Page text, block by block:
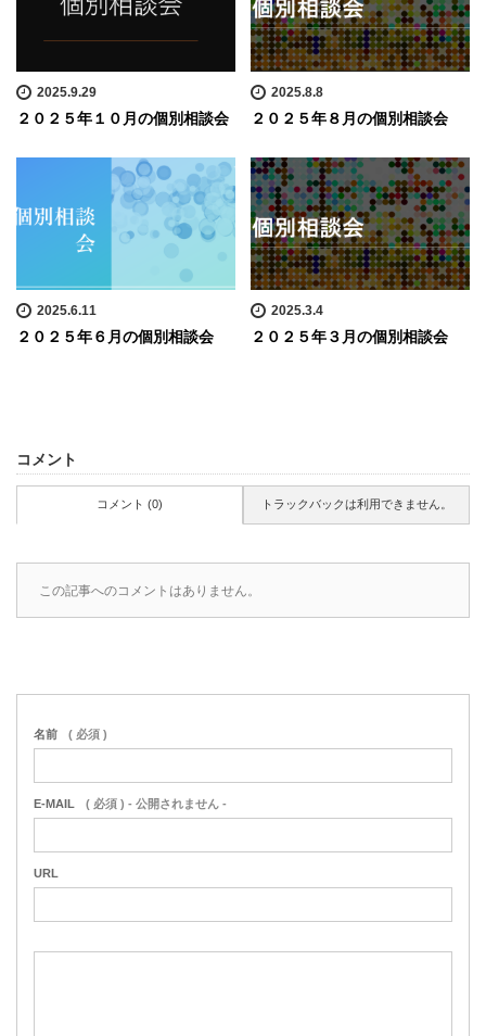
2025.9.29
２０２５年１０月の個別相談会
2025.8.8
２０２５年８月の個別相談会
2025.6.11
２０２５年６月の個別相談会
2025.3.4
２０２５年３月の個別相談会
コメント
コメント (0) トラックバックは利用できません。
この記事へのコメントはありません。
名前 ( 必須 )
E-MAIL ( 必須 ) - 公開されません -
URL